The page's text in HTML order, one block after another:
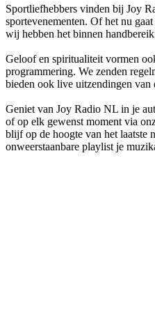
Sportliefhebbers vinden bij Joy
sportevenementen. Of het nu
wij hebben het binnen
Geloof en spiritualiteit vormen
programmering. We zenden
bieden ook live uitzendingen van
Geniet van Joy Radio NL in je
of op elk gewenst moment via
blijf op de hoogte van het laatste
onweerstaanbare playlist je